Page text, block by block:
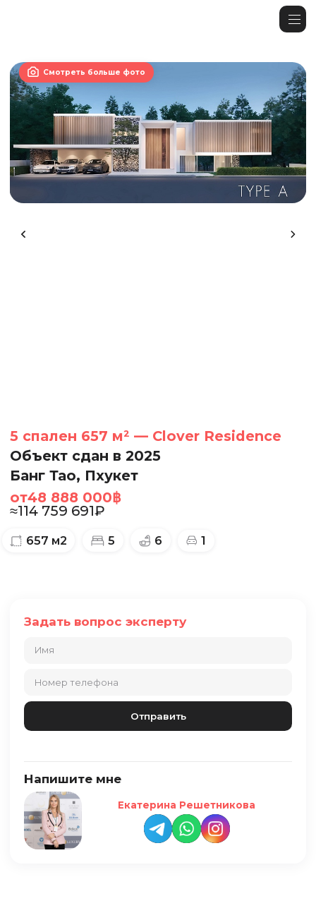
 Смотреть больше фото
5 спален 657 м² — Clover Residence
Объект сдан в 2025
Банг Тао, Пхукет
от48 888 000฿
≈114 759 691₽
657 м2 5 6 1
Задать вопрос эксперту
Напишите мне
Екатерина Решетникова